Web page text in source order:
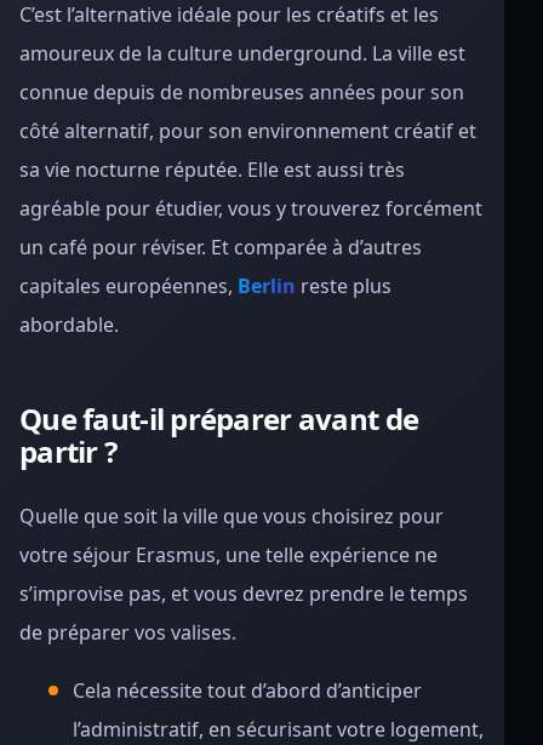
C’est l’alternative idéale pour les créatifs et les
amoureux de la culture underground. La ville est
connue depuis de nombreuses années pour son
côté alternatif, pour son environnement créatif et
sa vie nocturne réputée. Elle est aussi très
agréable pour étudier, vous y trouverez forcément
un café pour réviser. Et comparée à d’autres
capitales européennes, Berlin reste plus
abordable.
Que faut-il préparer avant de
partir ?
Quelle que soit la ville que vous choisirez pour
votre séjour Erasmus, une telle expérience ne
s’improvise pas, et vous devrez prendre le temps
de préparer vos valises.
Cela nécessite tout d’abord d’anticiper
l’administratif, en sécurisant votre logement,